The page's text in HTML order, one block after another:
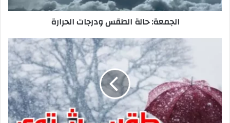
الجمعة: حالة الطقس ودرجات الحرارة
أمطار
وانخفاض
في
درجات